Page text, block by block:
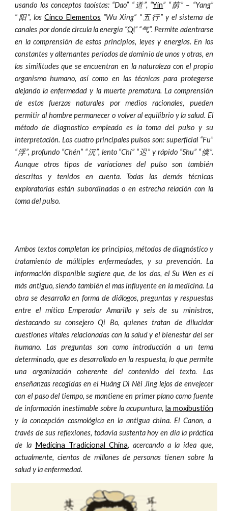
usando los conceptos taoístas: “Dao” “道”, “Yin” “荫” – “Yang”
“阳”, los Cinco Elementos “Wu Xing” “五行” y el sistema de
canales por donde circula la energía “Qi” “气”. Permite adentrarse
en la comprensión de estos principios, leyes y energías. En los
constantes y alternantes periodos de dominio de unos y otras, en
las similitudes que se encuentran en la naturaleza con el propio
organismo humano, así como en las técnicas para protegerse
alejando la enfermedad y la muerte prematura. La comprensión
de estas fuerzas naturales por medios racionales, pueden
permitir al hombre permanecer o volver al equilibrio y la salud. El
método de diagnostico empleado es la toma del pulso y su
interpretación. Los cuatro principales pulsos son: superficial “Fu”
“浮”, profundo “Chén” “沉”, lento “Chí” “迟” y rápido “Shu” “倏”.
Aunque otros tipos de variaciones del pulso son también
descritos y tenidos en cuenta. Todas las demás técnicas
exploratorias están subordinadas o en estrecha relación con la
toma del pulso.
Ambos textos completan los principios, métodos de diagnóstico y
tratamiento de múltiples enfermedades, y su prevención. La
información disponible sugiere que, de los dos, el Su Wen es el
más antiguo, siendo también el mas influyente en la medicina. La
obra se desarrolla en forma de diálogos, preguntas y respuestas
entre el mítico Emperador Amarillo y seis de su ministros,
destacando su consejero Qi Bo, quienes tratan de dilucidar
cuestiones vitales relacionadas con la salud y el bienestar del ser
humano. Las preguntas son como introducción a un tema
determinado, que es desarrollado en la respuesta, lo que permite
una organización coherente del contenido del texto. Las
enseñanzas recogidas en el Huáng Dì Nèi Jing lejos de envejecer
con el paso del tiempo, se mantiene en primer plano como fuente
de información inestimable sobre la acupuntura, la moxibustión
y la concepción cosmológica en la antigua china. El Canon, a
través de sus reflexiones, todavía sustenta hoy en día la práctica
de la Medicina Tradicional China, acercando a la idea que,
actualmente, cientos de millones de personas tienen sobre la
salud y la enfermedad.